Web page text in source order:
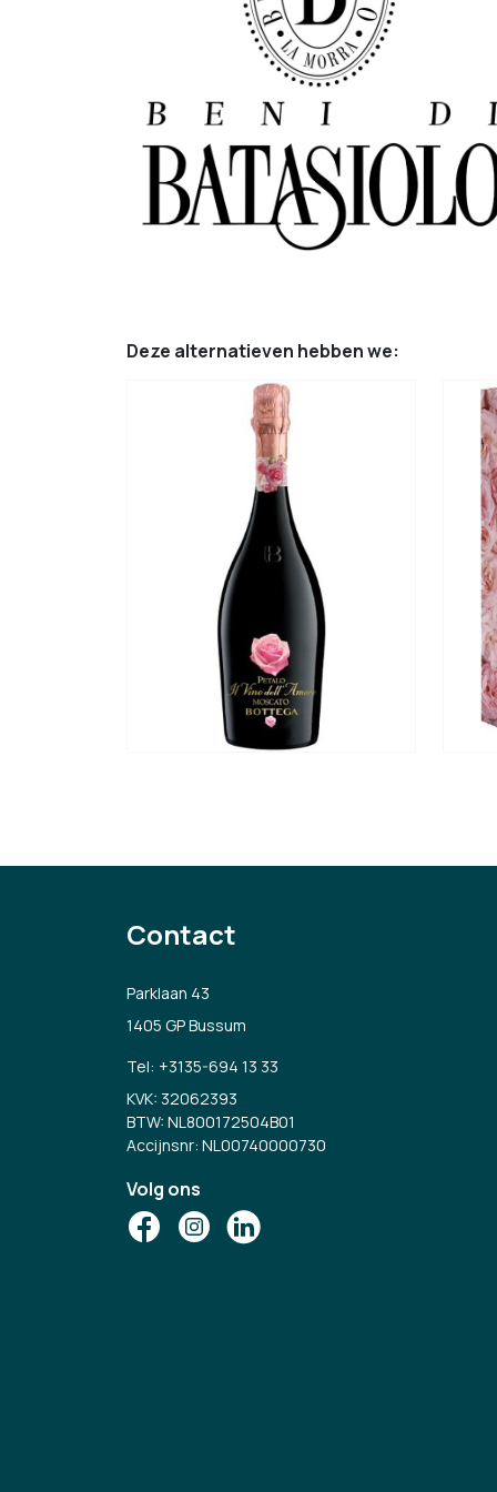
Deze alternatieven hebben we:
Contact
Parklaan 43
1405 GP Bussum
Tel: +3135-694 13 33
KVK: 32062393
BTW: NL800172504B01
Accijnsnr: NL00740000730
Volg ons